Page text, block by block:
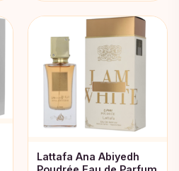
Lattafa Ana Abiyedh